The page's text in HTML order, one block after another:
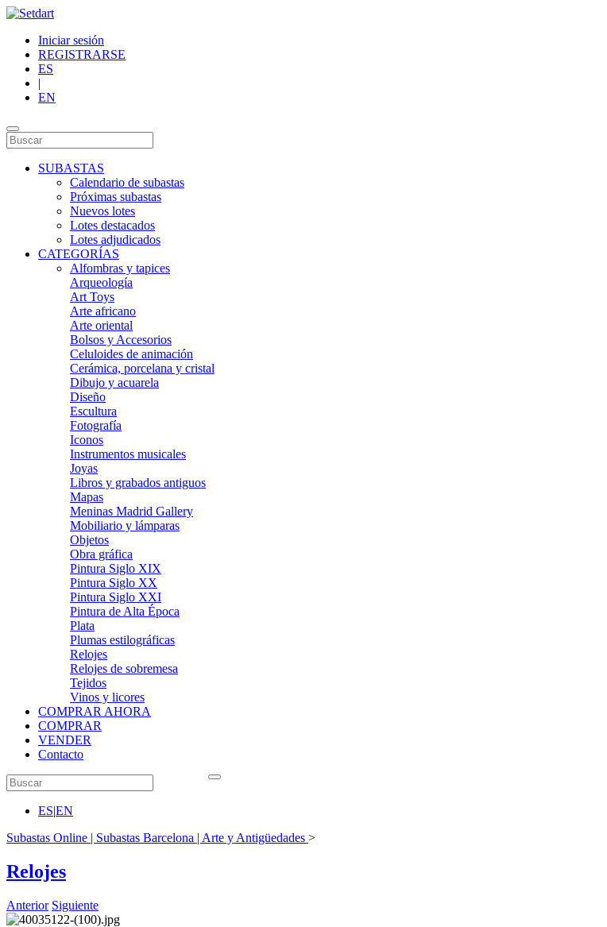
Iniciar sesión
REGISTRARSE
ES
|
EN
SUBASTAS
Calendario de subastas
Próximas subastas
Nuevos lotes
Lotes destacados
Lotes adjudicados
CATEGORÍAS
Alfombras y tapices
Arqueología
Art Toys
Arte africano
Arte oriental
Bolsos y Accesorios
Celuloides de animación
Cerámica, porcelana y cristal
Dibujo y acuarela
Diseño
Escultura
Fotografía
Iconos
Instrumentos musicales
Joyas
Libros y grabados antiguos
Mapas
Meninas Madrid Gallery
Mobiliario y lámparas
Objetos
Obra gráfica
Pintura Siglo XIX
Pintura Siglo XX
Pintura Siglo XXI
Pintura de Alta Época
Plata
Plumas estilográficas
Relojes
Relojes de sobremesa
Tejidos
Vinos y licores
COMPRAR AHORA
COMPRAR
VENDER
Contacto
ES|EN
Subastas Online | Subastas Barcelona | Arte y Antigüedades >
Relojes
Anterior Siguiente